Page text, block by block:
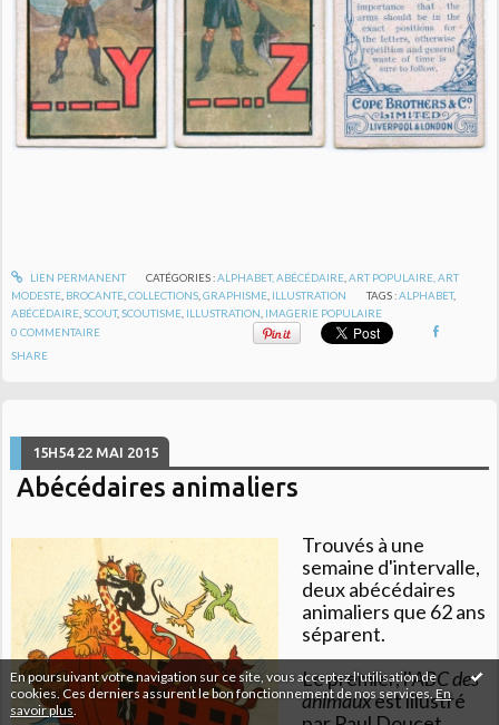
En poursuivant votre navigation sur ce site, vous acceptez l'utilisation de
cookies. Ces derniers assurent le bon fonctionnement de nos services. En
savoir plus
LIEN PERMANENT CATÉGORIES :ALPHABET, ABÉCÉDAIRE, ART POPULAIRE, ART
MODESTE BROCANTE ,COLLECTIONS ,GRAPHISME ILLUSTRATION TAGS :ALPHABET,
ABÉCÉDAIRE ,SCOUT,SCOUTISME ILLUSTRATION IMAGERIE POPULAIRE
0 COMMENTAIRE
SHARE
15H54 22 MAI 2015
Abécédaires animaliers
Trouvés à une
semaine d'intervalle,
deux abécédaires
animaliers que 62 ans
séparent.
Le premier, l'ABC des
animauxest illustré